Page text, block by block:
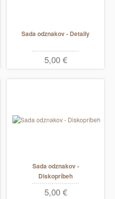
Sada odznakov - Detaily
5,00 €
Sada odznakov -
Diskopríbeh
5,00 €